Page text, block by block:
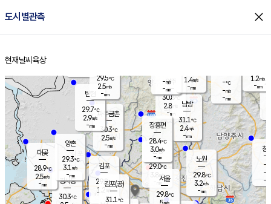
도시별관측 close
홈
현재날씨 육상
양주
30.8℃
2.8
-mm
경서동
30.3℃
파주금촌
30.3℃
2.5m/s
-mm
-℃
-m/s
-mm
대곶
28.9℃
2.5m/s
-mm
창
-
-m/
-
탄현
29.7℃
2.9m/s
-mm
1.2m/s
-mm
김포
29.8℃
1.2 m/s
mm
양촌
29.3℃
3.1 m/s
-mm
은평
29.0℃
3.8 m/s
- mm
노원
29.8℃
3.2m/s
-mm
남방
31.1℃
2.4m/s
-mm
장흥면
28.4℃
3.0m/s
-mm
-m/s
-mm
김포(공)
31.1℃
서울
29.8℃
m/s
29.5℃
2.5m/s
-mm
1.4m/s
-mm